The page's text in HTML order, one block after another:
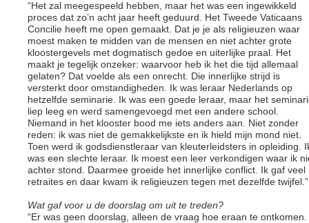
“Het zal meegespeeld hebben, maar het was een ingewikkeld
proces dat zo’n acht jaar heeft geduurd. Het Tweede Vaticaans
Concilie heeft me open gemaakt. Dat je je als religieuzen waar
moest maken te midden van de mensen en niet achter grote
kloostergevels met dogmatisch gedoe en uiterlijke praal. Het
maakt je tegelijk onzeker: waarvoor heb ik het die tijd allemaal
gelaten? Dat voelde als een onrecht. Die innerlijke strijd is
versterkt door omstandigheden. Ik was leraar Nederlands op
hetzelfde seminarie. Ik was een goede leraar, maar het
liep leeg en werd samengevoegd met een andere school.
Niemand in het klooster bood me iets anders aan. Niet zonder
reden: ik was niet de gemakkelijkste en ik hield mijn mond niet.
Toen werd ik godsdienstleraar van kleuterleidsters in opleiding.
was een slechte leraar. Ik moest een leer verkondigen waar ik
achter stond. Daarmee groeide het innerlijke conflict. Ik gaf veel
retraites en daar kwam ik religieuzen tegen met dezelfde twijfel.”
Wat gaf voor u de doorslag om uit te treden?
“Er was geen doorslag, alleen de vraag hoe eraan te ontkomen.